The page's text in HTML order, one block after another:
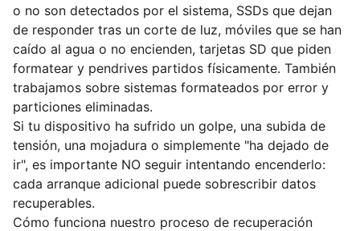
o no son detectados por el sistema, SSDs que dejan
de responder tras un corte de luz, móviles que se han
caído al agua o no encienden, tarjetas SD que piden
formatear y pendrives partidos físicamente. También
trabajamos sobre sistemas formateados por error y
particiones eliminadas.
Si tu dispositivo ha sufrido un golpe, una subida de
tensión, una mojadura o simplemente "ha dejado de
ir", es importante NO seguir intentando encenderlo:
cada arranque adicional puede sobrescribir datos
recuperables.
Cómo funciona nuestro proceso de recuperación